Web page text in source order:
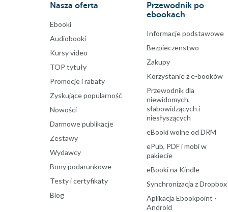
Nasza oferta
Ebooki
Audiobooki
Kursy video
TOP tytuły
Promocje i rabaty
Zyskujące popularność
Nowości
Darmowe publikacje
Zestawy
Wydawcy
Bony podarunkowe
Testy i certyfikaty
Blog
Przewodnik po
ebookach
Informacje podstawowe
Bezpieczenstwo
Zakupy
Korzystanie z e-booków
Przewodnik dla
niewidomych,
słabowidzących i
niesłyszących
eBooki wolne od DRM
ePub, PDF i mobi w
pakiecie
eBooki na Kindle
Synchronizacja z Dropbox
Aplikacja Ebookpoint -
Android